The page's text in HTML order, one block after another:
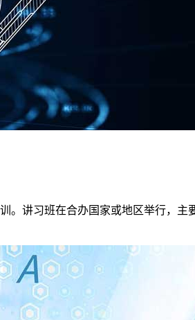
。讲习班在合办国家或地区举行，主